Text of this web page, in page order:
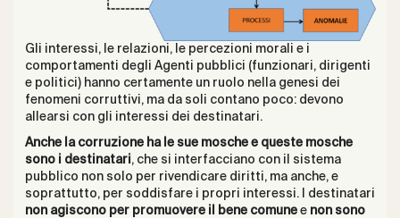
Gli interessi, le relazioni, le percezioni morali e i
comportamenti degli Agenti pubblici (funzionari, dirigenti
e politici) hanno certamente un ruolo nella genesi dei
fenomeni corruttivi, ma da soli contano poco: devono
allearsi con gli interessi dei destinatari.
Anche la corruzione ha le sue mosche e queste mosche
sono i destinatari, che si interfacciano con il sistema
pubblico non solo per rivendicare diritti, ma anche, e
soprattutto, per soddisfare i propri interessi. I destinatari
non agiscono per promuovere il bene comunee non sono